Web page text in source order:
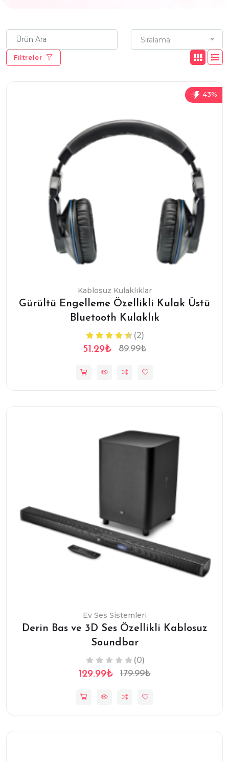
Sıralama
Filtreler
Kablosuz Kulaklıklar
Gürültü Engelleme Özellikli Kulak Üstü
Bluetooth Kulaklık
(2)
51.29₺ 89.99₺
43%
Ev Ses Sistemleri
Derin Bas ve 3D Ses Özellikli Kablosuz
Soundbar
(0)
129.99₺ 179.99₺